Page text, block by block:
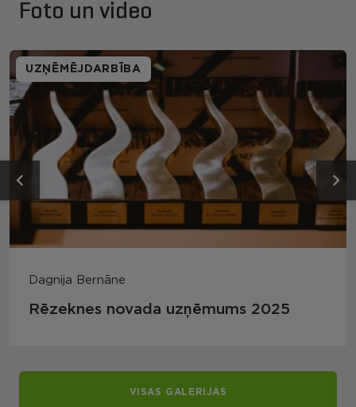
Foto un video
UZŅĒMĒJDARBĪBA
Dagnija Bernāne
Rēzeknes novada uzņēmums 2025
VISAS GALERIJAS